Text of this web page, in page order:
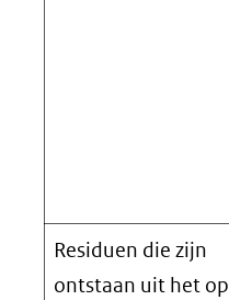
Residuen die zijn
ontstaan uit het op